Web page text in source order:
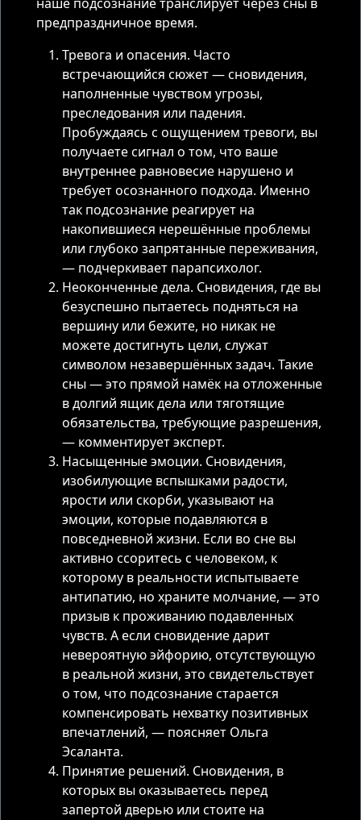
предпраздничное время.
Тревога и опасения. Часто
встречающийся сюжет — сновидения,
наполненные чувством угрозы,
преследования или падения.
Пробуждаясь с ощущением тревоги, вы
получаете сигнал о том, что ваше
внутреннее равновесие нарушено и
требует осознанного подхода. Именно
так подсознание реагирует на
накопившиеся нерешённые проблемы
или глубоко запрятанные переживания,
— подчеркивает парапсихолог.
Неоконченные дела. Сновидения, где вы
безуспешно пытаетесь подняться на
вершину или бежите, но никак не
можете достигнуть цели, служат
символом незавершённых задач. Такие
сны — это прямой намёк на отложенные
в долгий ящик дела или тяготящие
обязательства, требующие разрешения,
— комментирует эксперт.
Насыщенные эмоции. Сновидения,
изобилующие вспышками радости,
ярости или скорби, указывают на
эмоции, которые подавляются в
повседневной жизни. Если во сне вы
активно ссоритесь с человеком, к
которому в реальности испытываете
антипатию, но храните молчание, — это
призыв к проживанию подавленных
чувств. А если сновидение дарит
невероятную эйфорию, отсутствующую
в реальной жизни, это свидетельствует
о том, что подсознание старается
компенсировать нехватку позитивных
впечатлений, — поясняет Ольга
Эсаланта.
Принятие решений. Сновидения, в
которых вы оказываетесь перед
запертой дверью или стоите на